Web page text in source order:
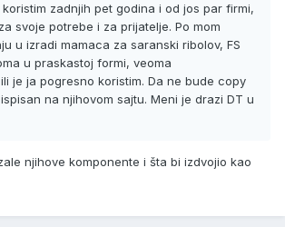
koristim zadnjih pet godina i od jos par firmi,
svoje potrebe i za prijatelje. Po mom
u izradi mamaca za saranski ribolov, FS
u praskastoj formi, veoma
je ja pogresno koristim. Da ne bude copy
na njihovom sajtu. Meni je drazi DT u
njihove komponente i šta bi izdvojio kao